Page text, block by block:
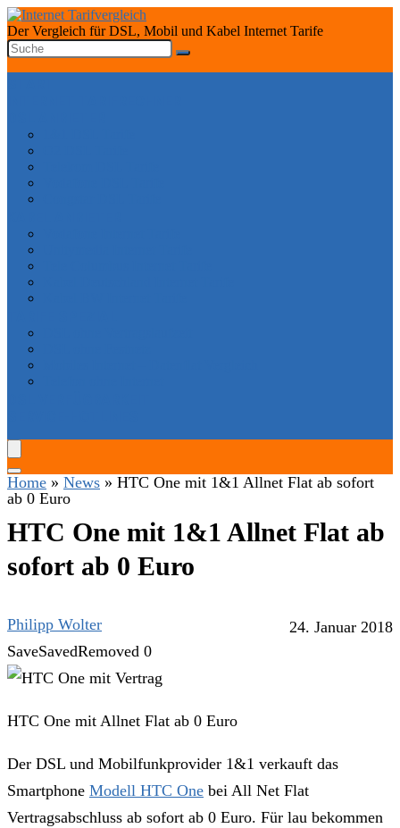
Der Vergleich für DSL, Mobil und Kabel Internet Tarife
Home » News » HTC One mit 1&1 Allnet Flat ab sofort
ab 0 Euro
HTC One mit 1&1 Allnet Flat ab
sofort ab 0 Euro
Philipp Wolter
24. Januar 2018
SaveSavedRemoved 0
HTC One mit Allnet Flat ab 0 Euro
Der DSL und Mobilfunkprovider 1&1 verkauft das
Smartphone Modell HTC One bei All Net Flat
Vertragsabschluss ab sofort ab 0 Euro. Für lau bekommen